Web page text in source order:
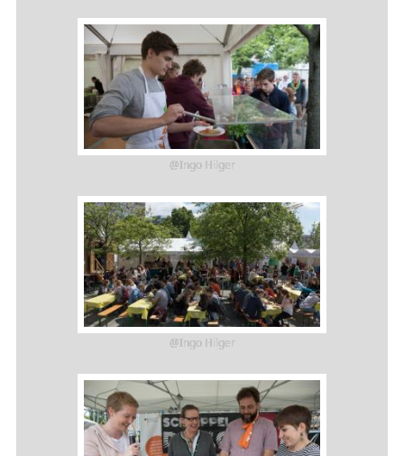
@Ingo Hilger
@Ingo Hilger